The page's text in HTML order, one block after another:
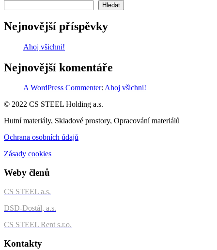
Hledat
Nejnovější příspěvky
Ahoj všichni!
Nejnovější komentáře
A WordPress Commenter: Ahoj všichni!
© 2022 CS STEEL Holding a.s.
Hutní materiály, Skladové prostory, Opracování materiálů
Ochrana osobních údajů
Zásady cookies
Weby členů
CS STEEL a.s.
DSD-Dostál, a.s.
CS STEEL Rent s.r.o.
Kontakty